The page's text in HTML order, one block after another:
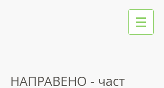
НАПРАВЕНО - част